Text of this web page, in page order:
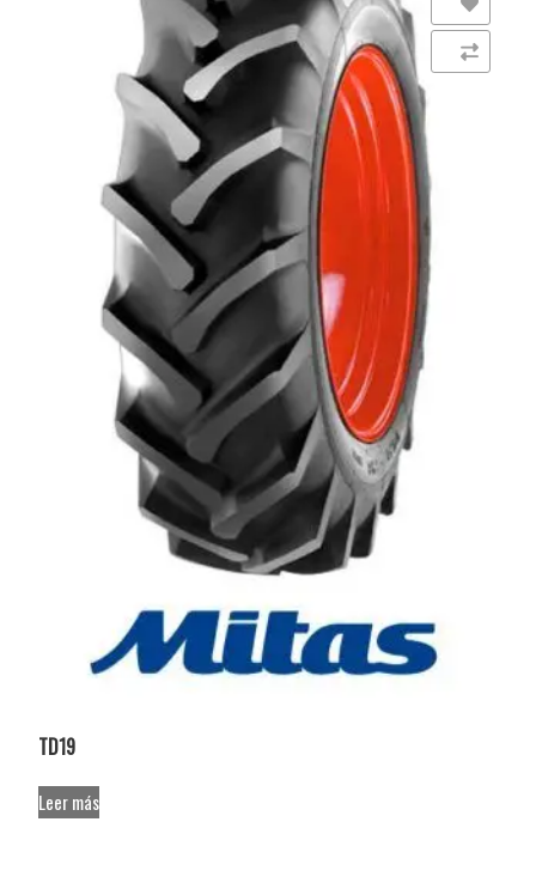
TD19
Leer más
Comparar
Añadir a la lista de deseos